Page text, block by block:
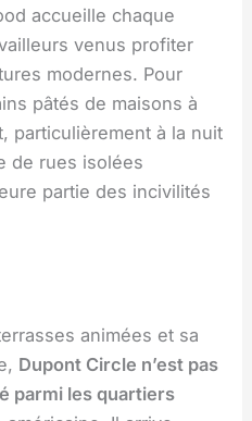
accueille chaque
venus profiter
modernes. Pour
pâtés de maisons à
particulièrement à la nuit
de rues isolées
partie des incivilités
animées et sa
Dupont Circle n’est pas
parmi les quartiers